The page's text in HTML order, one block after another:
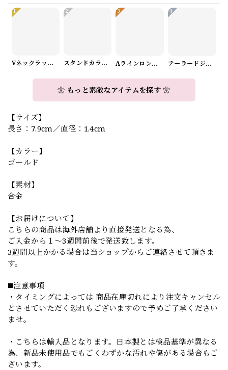
1
Vネックラップデザインニット（3color） A1008
2
スタンドカラーロングスリーブリボンブラウス（3color） A1126
3
Aラインロングワンピース（2color） A0908
4
テーラードジャケット＆ワイドパンツスーツwithスカーフ A0987
❀ もっと素敵なアイテムを探す ❀
【サイズ】
長さ：7.9cm／直径：1.4cm
【カラー】
ゴールド
【素材】
合金
【お届けについて】
こちらの商品は海外店舗より直接発送となる為、
ご入金から１～3週間前後で発送致します。
3週間以上かかる場合は当ショップからご連絡させて頂きま
す。
◼️注意事項
・タイミングによっては 商品在庫切れにより注文キャンセル
とさせていただく恐れもございますので予めご了承ください
ませ。
・こちらは輸入品となります。日本製とは検品基準が異なる
為、新品未使用品でもごくわずかな汚れや傷がある場合もご
ざいます。